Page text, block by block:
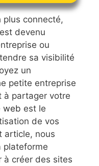
plus connecté,
devenu
ou
sa visibilité
un
petite entreprise
à partager votre
web est le
de vos
article, nous
plateforme
à créer des sites